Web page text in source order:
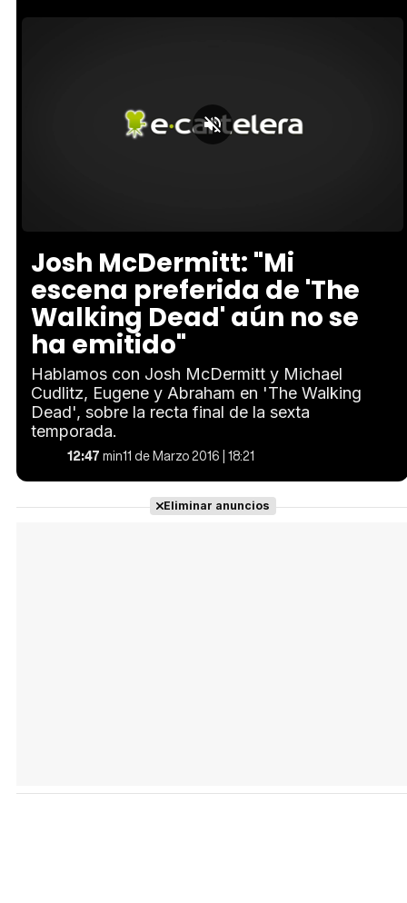
4.75%
Josh McDermitt: "Mi
escena preferida de 'The
Walking Dead' aún no se
ha emitido"
Hablamos con Josh McDermitt y Michael
Cudlitz, Eugene y Abraham en 'The Walking
Dead', sobre la recta final de la sexta
temporada.
12:47min11 de Marzo 2016 | 18:21
Eliminar anuncios